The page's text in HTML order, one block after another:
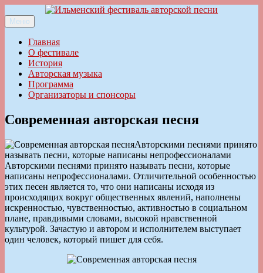
к
содержимому
Ильменский фестиваль авторской песни
Меню
Главная
О фестивале
История
Авторская музыка
Программа
Организаторы и спонсоры
Современная авторская песня
Авторскими песнями принято
называть песни, которые написаны непрофессионалами
Авторскими песнями принято называть песни, которые
написаны непрофессионалами. Отличительной особенностью
этих песен является то, что они написаны исходя из
происходящих вокруг общественных явлений, наполнены
искренностью, чувственностью, активностью в социальном
плане, правдивыми словами, высокой нравственной
культурой. Зачастую и автором и исполнителем выступает
один человек, который пишет для себя.